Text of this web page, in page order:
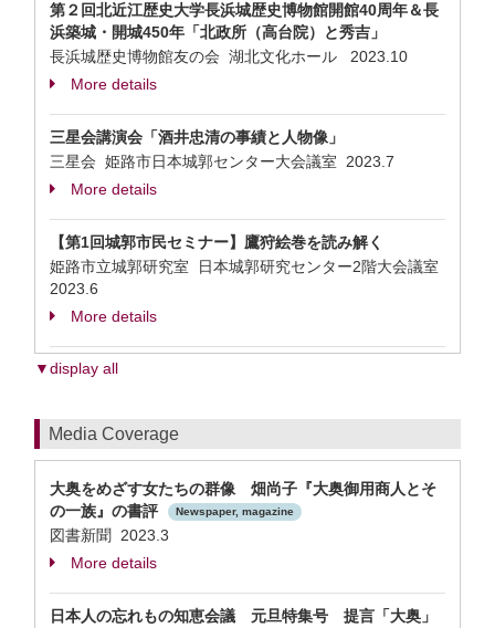
第２回北近江歴史大学長浜城歴史博物館開館40周年＆長
浜築城・開城450年「北政所（高台院）と秀吉」
長浜城歴史博物館友の会 湖北文化ホール 2023.10
More details
三星会講演会「酒井忠清の事績と人物像」
三星会 姫路市日本城郭センター大会議室 2023.7
More details
【第1回城郭市民セミナー】鷹狩絵巻を読み解く
姫路市立城郭研究室 日本城郭研究センター2階大会議室
2023.6
More details
▼display all
Media Coverage
大奥をめざす女たちの群像 畑尚子『大奥御用商人とそ
の一族』の書評
Newspaper, magazine
図書新聞 2023.3
More details
日本人の忘れもの知恵会議 元旦特集号 提言「大奥」